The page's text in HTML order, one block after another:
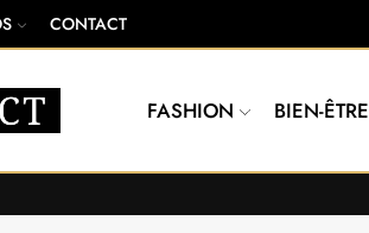
CONTACT
FASHION BIEN-ÊTRE